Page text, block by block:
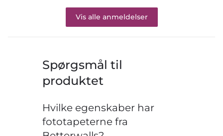
Vis alle anmeldelser
Spørgsmål til
produktet
Hvilke egenskaber har
fototapeterne fra